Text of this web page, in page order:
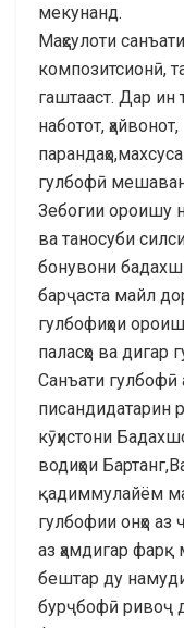
мекунанд.
Маҳсулоти
композитсионӣ,
гаштааст. Дар
наботот, ҳайвонот,
гулбофӣ
Зебогии ороишу
ва таносуби
бонувони
барҷаста майл
гулбофиҳои
паласҳо ва дигар
Санъати
писандидатарин
кӯҳистони
водиҳои
қадиммулайём
гулбофии онҳо аз
аз ҳамдигар
бештар ду
бурҷбофӣ ривоҷ